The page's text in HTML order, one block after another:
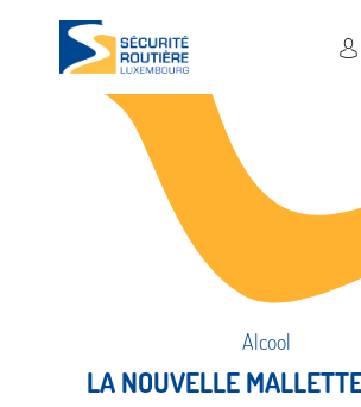
Alcool
LA NOUVELLE